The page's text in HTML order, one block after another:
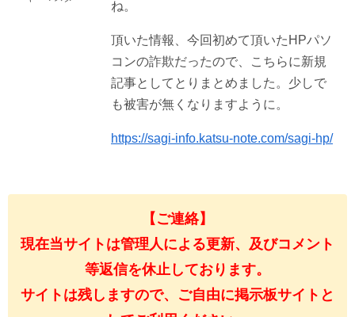
ね。
頂いた情報、今回初めて頂いたHPパソ
コンの詐欺だったので、こちらに新規
記事としてとりまとめました。少しで
も被害が無くなりますように。
https://sagi-info.katsu-note.com/sagi-hp/
【ご連絡】
現在当サイトは管理人による更新、及びコメント
等返信を休止しております。
サイトは残しますので、ご自由に掲示板サイトと